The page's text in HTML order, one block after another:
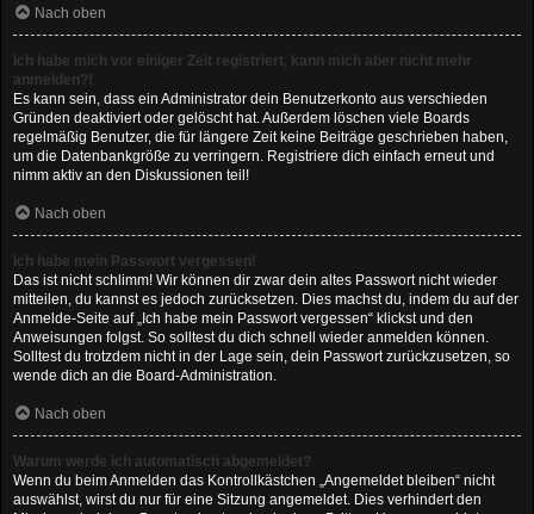
Nach oben
Ich habe mich vor einiger Zeit registriert, kann mich aber nicht mehr
anmelden?!
Es kann sein, dass ein Administrator dein Benutzerkonto aus verschieden
Gründen deaktiviert oder gelöscht hat. Außerdem löschen viele Boards
regelmäßig Benutzer, die für längere Zeit keine Beiträge geschrieben haben,
um die Datenbankgröße zu verringern. Registriere dich einfach erneut und
nimm aktiv an den Diskussionen teil!
Nach oben
Ich habe mein Passwort vergessen!
Das ist nicht schlimm! Wir können dir zwar dein altes Passwort nicht wieder
mitteilen, du kannst es jedoch zurücksetzen. Dies machst du, indem du auf der
Anmelde-Seite auf „Ich habe mein Passwort vergessen“ klickst und den
Anweisungen folgst. So solltest du dich schnell wieder anmelden können.
Solltest du trotzdem nicht in der Lage sein, dein Passwort zurückzusetzen, so
wende dich an die Board-Administration.
Nach oben
Warum werde ich automatisch abgemeldet?
Wenn du beim Anmelden das Kontrollkästchen „Angemeldet bleiben“ nicht
auswählst, wirst du nur für eine Sitzung angemeldet. Dies verhindert den